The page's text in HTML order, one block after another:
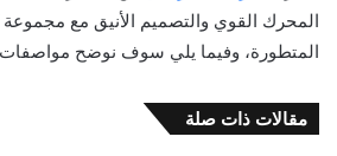
المحرك القوي والتصميم الأنيق مع مجموعة
المتطورة، وفيما يلي سوف نوضح مواصفات
مقالات ذات صلة